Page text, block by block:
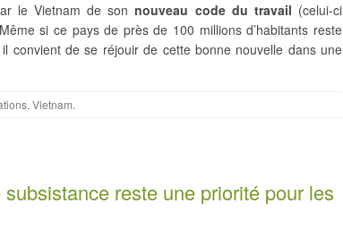
le Vietnam de son nouveau code du travail (celui-ci
si ce pays de près de 100 millions d’habitants reste
convient de se réjouir de cette bonne nouvelle dans une
, Vietnam.
reste une priorité pour les